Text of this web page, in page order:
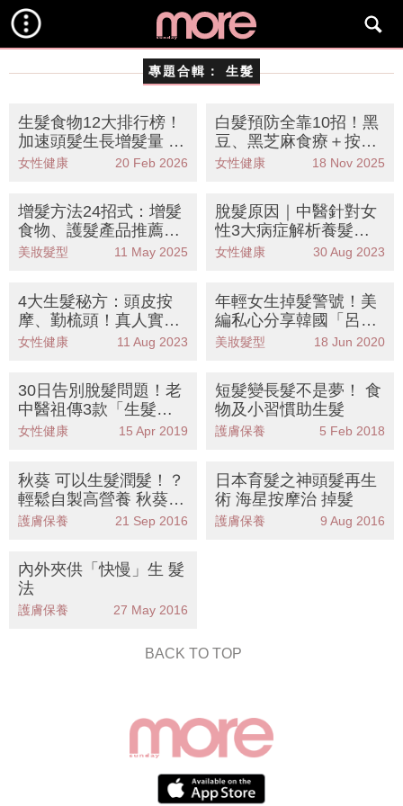
專題合輯： 生髮
生髮食物12大排行榜！
加速頭髮生長增髮量 改
善脫髮甩頭髮養成濃密
女性健康 20 Feb 2026
白髮預防全靠10招！黑
豆、黑芝麻食療＋按摩
穴位回復烏黑濃髮
女性健康 18 Nov 2025
增髮方法24招式：增髮
食物、護髮產品推薦加
速頭髮生長 改善髮量及
美妝髮型 11 May 2025
脫髮原因｜中醫針對女
性3大病症解析養髮生
髮方法+禁忌（附建議
女性健康 30 Aug 2023
4大生髮秘方：頭皮按
摩、勤梳頭！真人實測
由內到外護養 半年恢復
女性健康 11 Aug 2023
年輕女生掉髮警號！美
編私心分享韓國「呂」
養髮好物急救弱髮
美妝髮型 18 Jun 2020
30日告別脫髮問題！老
中醫祖傳3款「生髮
茶」秘方＋3個增髮穴
女性健康 15 Apr 2019
短髮變長髮不是夢！ 食
物及小習慣助生髮
護膚保養 5 Feb 2018
秋葵 可以生髮潤髮！？
輕鬆自製高營養 秋葵
髮膜
護膚保養 21 Sep 2016
日本育髮之神頭髮再生
術 海星按摩治 掉髮
護膚保養 9 Aug 2016
內外夾供「快慢」生 髮
法
護膚保養 27 May 2016
BACK TO TOP